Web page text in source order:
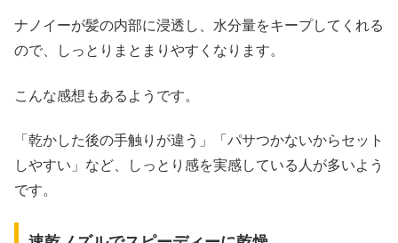
ナノイーが髪の内部に浸透し、水分量をキープしてくれる
ので、しっとりまとまりやすくなります。
こんな感想もあるようです。
「乾かした後の手触りが違う」「パサつかないからセット
しやすい」など、しっとり感を実感している人が多いよう
です。